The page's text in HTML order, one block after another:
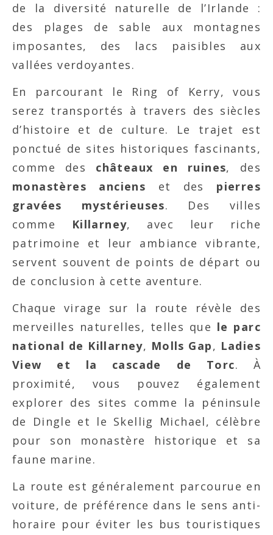
de la diversité naturelle de l’Irlande :
des plages de sable aux montagnes
imposantes, des lacs paisibles aux
vallées verdoyantes.
En parcourant le Ring of Kerry, vous
serez transportés à travers des siècles
d’histoire et de culture. Le trajet est
ponctué de sites historiques fascinants,
comme des châteaux en ruines, des
monastères anciens et des
pierres
gravées mystérieuses. Des villes
comme Killarney, avec leur riche
patrimoine et leur ambiance vibrante,
servent souvent de points de départ ou
de conclusion à cette aventure.
Chaque virage sur la route révèle des
merveilles naturelles, telles que le parc
national de Killarney, Molls Gap, Ladies
View et la cascade de Torc. À
proximité, vous pouvez également
explorer des sites comme la péninsule
de Dingle et le Skellig Michael, célèbre
pour son monastère historique et sa
faune marine.
La route est généralement parcourue en
voiture, de préférence dans le sens anti-
horaire pour éviter les bus touristiques